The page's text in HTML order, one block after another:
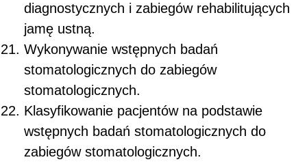
diagnostycznych i zabiegów rehabilitujących
jamę ustną.
Wykonywanie wstępnych badań
stomatologicznych do zabiegów
stomatologicznych.
Klasyfikowanie pacjentów na podstawie
wstępnych badań stomatologicznych do
zabiegów stomatologicznych.